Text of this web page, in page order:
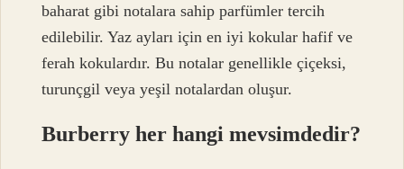
baharat gibi notalara sahip parfümler tercih
edilebilir. Yaz ayları için en iyi kokular hafif ve
ferah kokulardır. Bu notalar genellikle çiçeksi,
turunçgil veya yeşil notalardan oluşur.
Burberry her hangi mevsimdedir?